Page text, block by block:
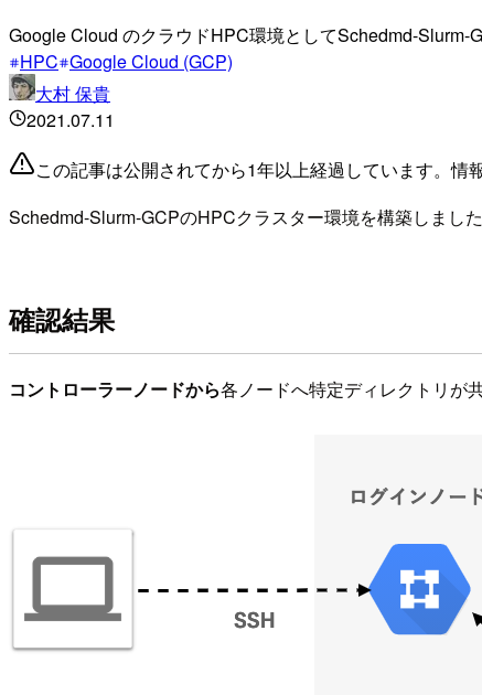
Google Cloud のクラウドHPC環境としてSchedmd-Slurm-
HPC Google Cloud (GCP)
大村 保貴
2021.07.11
この記事は公開されてから1年以上経過しています。情
Schedmd-Slurm-GCPのHPCクラスター環境を構築しまし
確認結果
コントローラーノードから各ノードへ特定ディレクトリが